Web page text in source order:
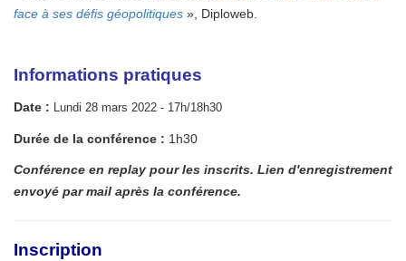
face à ses défis géopolitiques », Diploweb.
Informations pratiques
Date : Lundi 28 mars 2022 - 17h/18h30
Durée de la conférence : 1h30
Conférence en replay pour les inscrits. Lien d'enregistrement
envoyé par mail après la conférence.
Inscription